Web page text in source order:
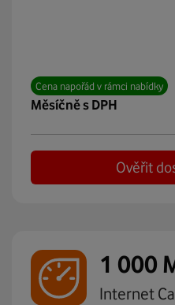
Cena napořád v rámci nabídky
měsíčně s DPH
Ověřit
1 000
Internet